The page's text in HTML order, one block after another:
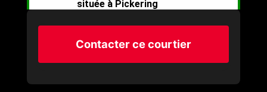
Contacter ce courtier